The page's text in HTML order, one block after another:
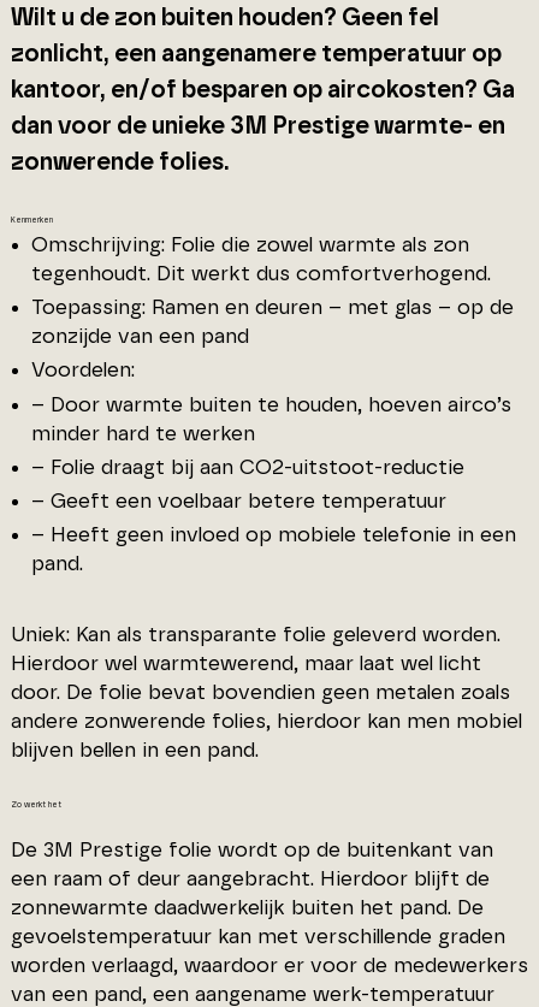
Wilt u de zon buiten houden? Geen fel
zonlicht, een aangenamere temperatuur op
kantoor, en/of besparen op aircokosten? Ga
dan voor de unieke 3M Prestige warmte- en
zonwerende folies.
Kenmerken
Omschrijving: Folie die zowel warmte als zon
tegenhoudt. Dit werkt dus comfortverhogend.
Toepassing: Ramen en deuren – met glas – op de
zonzijde van een pand
Voordelen:
– Door warmte buiten te houden, hoeven airco’s
minder hard te werken
– Folie draagt bij aan CO2-uitstoot-reductie
– Geeft een voelbaar betere temperatuur
– Heeft geen invloed op mobiele telefonie in een
pand.
Uniek: Kan als transparante folie geleverd worden.
Hierdoor wel warmtewerend, maar laat wel licht
door. De folie bevat bovendien geen metalen zoals
andere zonwerende folies, hierdoor kan men mobiel
blijven bellen in een pand.
Zo werkt het
De 3M Prestige folie wordt op de buitenkant van
een raam of deur aangebracht. Hierdoor blijft de
zonnewarmte daadwerkelijk buiten het pand. De
gevoelstemperatuur kan met verschillende graden
worden verlaagd, waardoor er voor de medewerkers
van een pand, een aangename werk-temperatuur